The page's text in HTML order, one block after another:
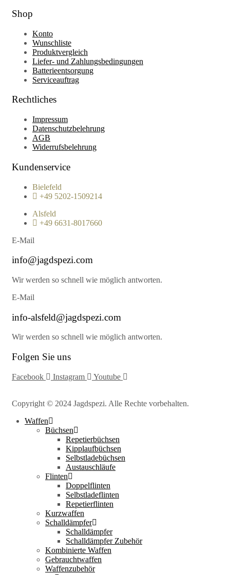
Shop
Konto
Wunschliste
Produktvergleich
Liefer- und Zahlungsbedingungen
Batterieentsorgung
Serviceauftrag
Rechtliches
Impressum
Datenschutzbelehrung
AGB
Widerrufsbelehrung
Kundenservice
Bielefeld
+49 5202-1509214
Alsfeld
+49 6631-8017660
E-Mail
info@jagdspezi.com
Wir werden so schnell wie möglich antworten.
E-Mail
info-alsfeld@jagdspezi.com
Wir werden so schnell wie möglich antworten.
Folgen Sie uns
Facebook Instagram Youtube
Copyright © 2024 Jagdspezi. Alle Rechte vorbehalten.
Waffen
Büchsen
Repetierbüchsen
Kipplaufbüchsen
Selbstladebüchsen
Austauschläufe
Flinten
Doppelflinten
Selbstladeflinten
Repetierflinten
Kurzwaffen
Schalldämpfer
Schalldämpfer
Schalldämpfer Zubehör
Kombinierte Waffen
Gebrauchtwaffen
Waffenzubehör